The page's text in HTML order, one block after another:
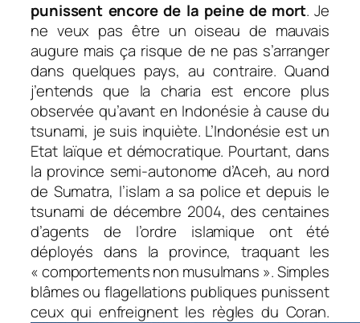
punissent encore de la peine de mort. Je
ne veux pas être un oiseau de mauvais
augure mais ça risque de ne pas s’arranger
dans quelques pays, au contraire. Quand
j’entends que la charia est encore plus
observée qu’avant en Indonésie à cause du
tsunami, je suis inquiète. L’Indonésie est un
Etat laïque et démocratique. Pourtant, dans
la province semi-autonome d’Aceh, au nord
de Sumatra, l’islam a sa police et depuis le
tsunami de décembre 2004, des centaines
d’agents de l’ordre islamique ont été
déployés dans la province, traquant les
« comportements non musulmans ». Simples
blâmes ou flagellations publiques punissent
ceux qui enfreignent les règles du Coran.